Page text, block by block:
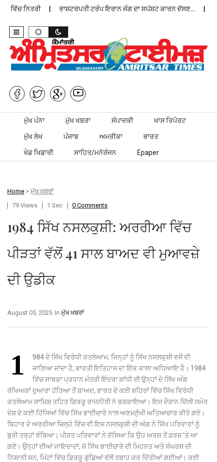
ਵਿੱਚ ਨਿਤਰੀ ਰਾਸ਼ਟਰਪਤੀ ਟਰੰਪ ਇਰਾਨ ਜੰਗ ਦਾ ਸਪੱਸ਼ਟ ਕਾਰਨ ਦੱਸਣ…
Skip to content
ਮੁੱਖ ਪੰਨਾ ਮੁੱਖ ਖਬਰਾ ਸੰਪਾਦਕੀ ਖਾਸ ਰਿਪੋਰਟ
ਮੁੱਖ ਲੇਖ ਪੰਜਾਬ ਅਮਰੀਕਾ ਭਾਰਤ
ਖੇਡ ਖਿਡਾਰੀ ਸਾਹਿਤ/ਮਨੋਰੰਜਨ Epaper
Home > ਮੁੱਖ ਖ਼ਬਰਾਂ
79 Views
1 Sec 0 Comments
1984 ਸਿੱਖ ਨਸਲਕੁਸ਼ੀ: ਅਰਰੀਆ ਵਿੱਚ
ਪੀੜਤਾਂ ਵੱਲੋਂ 41 ਸਾਲ ਬਾਅਦ ਵੀ ਮੁਆਵਜ਼ੇ
ਦੀ ਉਡੀਕ
In ਮੁੱਖ ਖ਼ਬਰਾਂ
August 05, 2025
1
984 ਦੇ ਸਿੱਖ ਵਿਰੋਧੀ ਕਤਲੇਆਮ, ਜਿਨ੍ਹਾਂ ਨੂੰ ਸਿੱਖ ਨਸਲਕੁਸ਼ੀ ਵਜੋਂ ਵੀ
ਜਾਣਿਆ ਜਾਂਦਾ ਹੈ, ਭਾਰਤੀ ਇਤਿਹਾਸ ਦਾ ਇੱਕ ਕਾਲਾ ਅਧਿਆਇ ਹੈ। 1984
ਵਿੱਚ ਸਾਬਕਾ ਪ੍ਰਧਾਨ ਮੰਤਰੀ ਇੰਦਰਾ ਗਾਂਧੀ ਦੀ ਉਨ੍ਹਾਂ ਦੇ ਸਿੱਖ ਅੰਗ
ਰੱਖਿਅਕਾਂ ਦੁਆਰਾ ਹੱਤਿਆ ਤੋਂ ਬਾਅਦ, ਭਾਰਤ ਦੇ ਕਈ ਸ਼ਹਿਰਾਂ ਵਿੱਚ ਸਿੱਖ ਵਿਰੋਧੀ
ਕਤਲੇਆਮ ਸਾਜ਼ਿਸ਼ ਤਹਿਤ ਫ਼ਿਰਕੂ ਰਾਜਨੀਤੀ ਨੇ ਭੜਕਾਇਆ। ਇਸ ਦੌਰਾਨ ਦਿੱਲੀ ਸਮੇਤ
ਦੇਸ਼ ਦੇ ਕਈ ਹਿੱਸਿਆਂ ਵਿੱਚ ਸਿੱਖ ਭਾਈਚਾਰੇ ਨਾਲ ਅਣਮਨੁੱਖੀ ਅਤਿਆਚਾਰ ਕੀਤੇ ਗਏ।
ਬਿਹਾਰ ਦੇ ਅਰਰੀਆ ਜ਼ਿਲ੍ਹੇ ਵਿੱਚ ਵੀ ਇਸ ਨਸਲਕੁਸ਼ੀ ਦੀ ਅੱਗ ਨੇ ਸਿੱਖ ਪਰਿਵਾਰਾਂ ਨੂੰ
ਬੁਰੀ ਤਰ੍ਹਾਂ ਝੰਬਿਆ। ਪੀੜਤ ਪਰਿਵਾਰਾਂ ਨੇ ਦੱਸਿਆ ਕਿ ਉਹ ਅਰਸ਼ ਤੋਂ ਫ਼ਰਸ਼ ’ਤੇ ਆ
ਗਏ। ਉਨ੍ਹਾਂ ਦੀਆਂ ਜਾਇਦਾਦਾਂ, ਜੋ ਸਿੱਖ ਭਾਈਚਾਰੇ ਦੀ ਮਿਹਨਤ ਅਤੇ ਸੰਘਰਸ਼ ਦੀ
ਨਿਸ਼ਾਨੀ ਸਨ, ਮਿੰਟਾਂ ਵਿੱਚ ਫ਼ਿਰਕੂ ਗੁੰਡਿਆਂ ਵੱਲੋਂ ਤਬਾਹ ਕਰ ਦਿੱਤੀਆਂ ਗਈਆਂ। ਕਈ